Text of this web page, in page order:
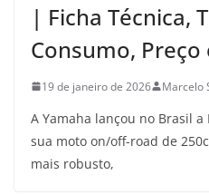
| Ficha Técnica,
Consumo, Preço
19 de janeiro de 2026 Marcelo
A Yamaha lançou no Brasil
sua moto on/off-road de
mais robusto,